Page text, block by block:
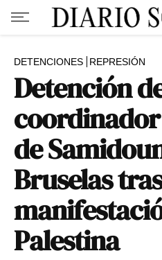
DETENCIONES REPRESIÓN
Detención
de
Bruselas
Palestina